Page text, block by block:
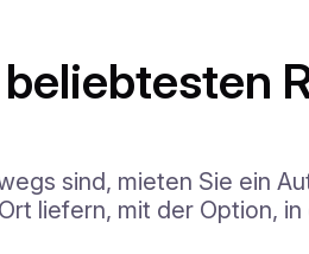
sind, mieten Sie ein
liefern, mit der Option,